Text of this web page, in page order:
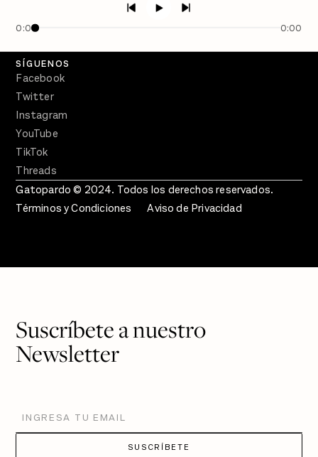
0:00 0:00
Crecer en Distopía
SÍGUENOS
Facebook
Twitter
Instagram
YouTube
TikTok
Threads
Gatopardo © 2024. Todos los derechos reservados.
Términos y Condiciones
Aviso de Privacidad
Suscríbete a nuestro
Newsletter